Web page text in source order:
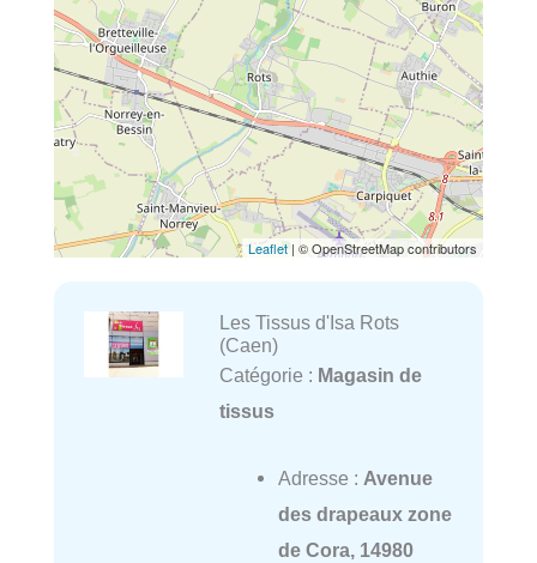
Leaflet | © OpenStreetMap contributors
Les Tissus d'Isa Rots
(Caen)
Catégorie : Magasin de
tissus
Adresse : Avenue
des drapeaux zone
de Cora, 14980